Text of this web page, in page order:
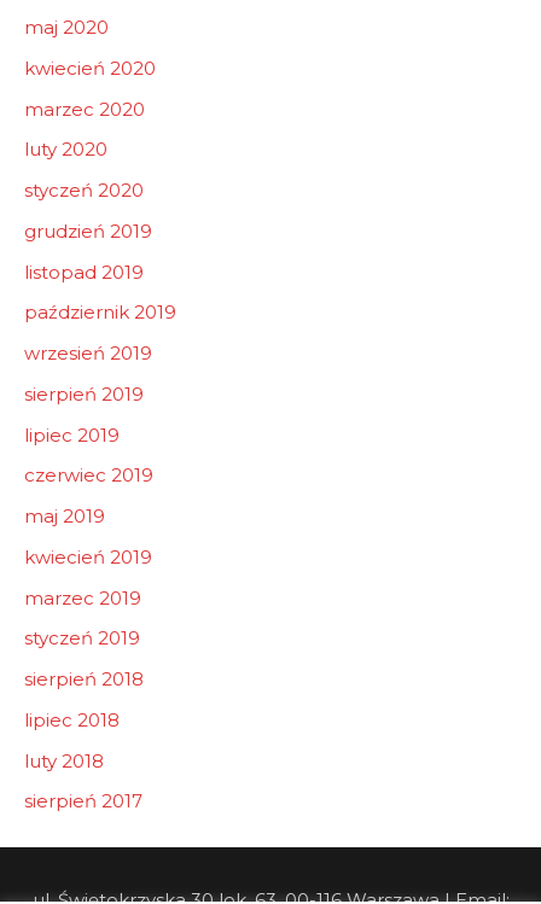
maj 2020
kwiecień 2020
marzec 2020
luty 2020
styczeń 2020
grudzień 2019
listopad 2019
październik 2019
wrzesień 2019
sierpień 2019
lipiec 2019
czerwiec 2019
maj 2019
kwiecień 2019
marzec 2019
styczeń 2019
sierpień 2018
lipiec 2018
luty 2018
sierpień 2017